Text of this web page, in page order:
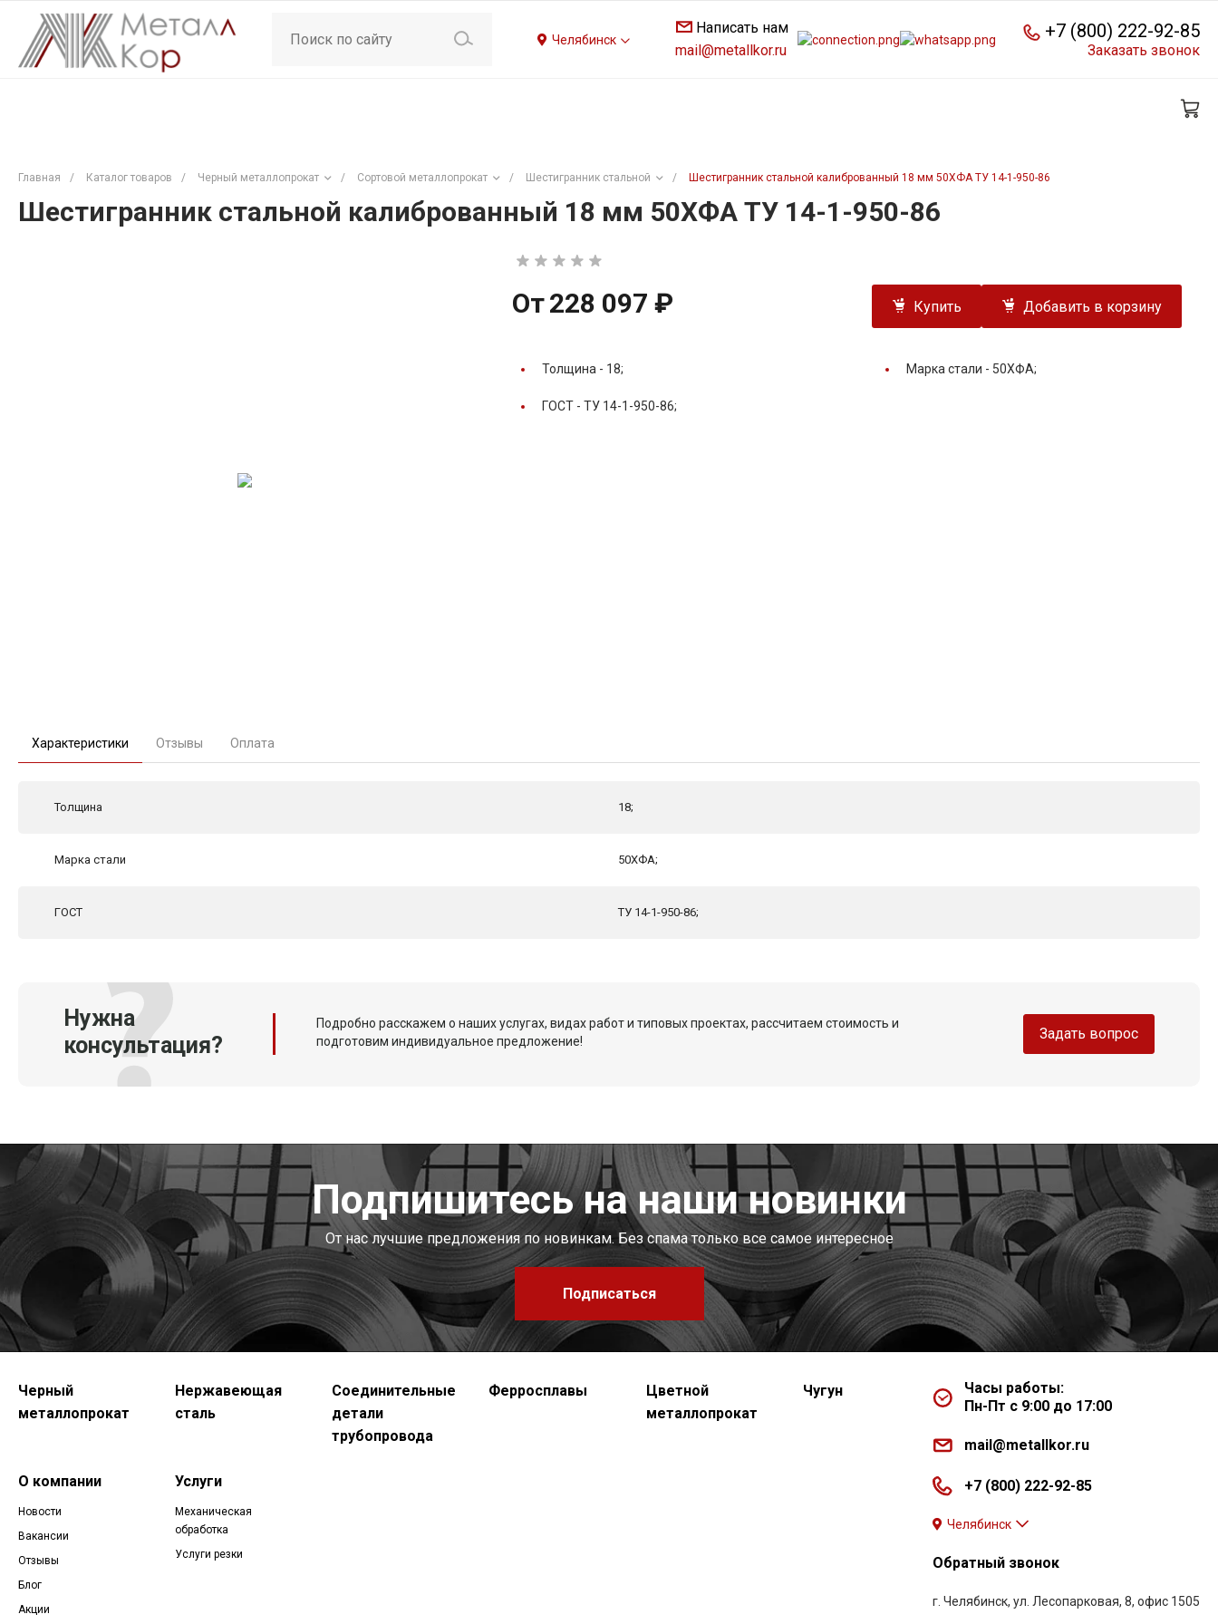
Челябинск
Написать нам
mail@metallkor.ru
+7 (800) 222-92-85
Заказать звонок
Главная / Каталог товаров / Черный металлопрокат / Сортовой металлопрокат / Шестигранник стальной / Шестигранник стальной калиброванный 18 мм 50ХФА ТУ 14-1-950-86
Шестигранник стальной калиброванный 18 мм 50ХФА ТУ 14-1-950-86
От228 097 ₽ Купить Добавить в корзину
Толщина - 18; Марка стали - 50ХФА;
ГОСТ - ТУ 14-1-950-86;
Характеристики Отзывы Оплата
Толщина 18;
Марка стали 50ХФА;
ГОСТ ТУ 14-1-950-86;
Нужна
консультация?
Подробно расскажем о наших услугах, видах работ и типовых проектах, рассчитаем стоимость и
подготовим индивидуальное предложение!
Задать вопрос
Подпишитесь на наши новинки
От нас лучшие предложения по новинкам. Без спама только все самое интересное
Подписаться
Черный
металлопрокат
Нержавеющая
сталь
Соединительные
детали
трубопровода
Ферросплавы
Цветной
металлопрокат
Чугун
О компании
Новости
Вакансии
Отзывы
Блог
Акции
Услуги
Механическая
обработка
Услуги резки
Часы работы:
Пн-Пт с 9:00 до 17:00
mail@metallkor.ru
+7 (800) 222-92-85
Челябинск
Обратный звонок
г. Челябинск, ул. Лесопарковая, 8, офис 1505